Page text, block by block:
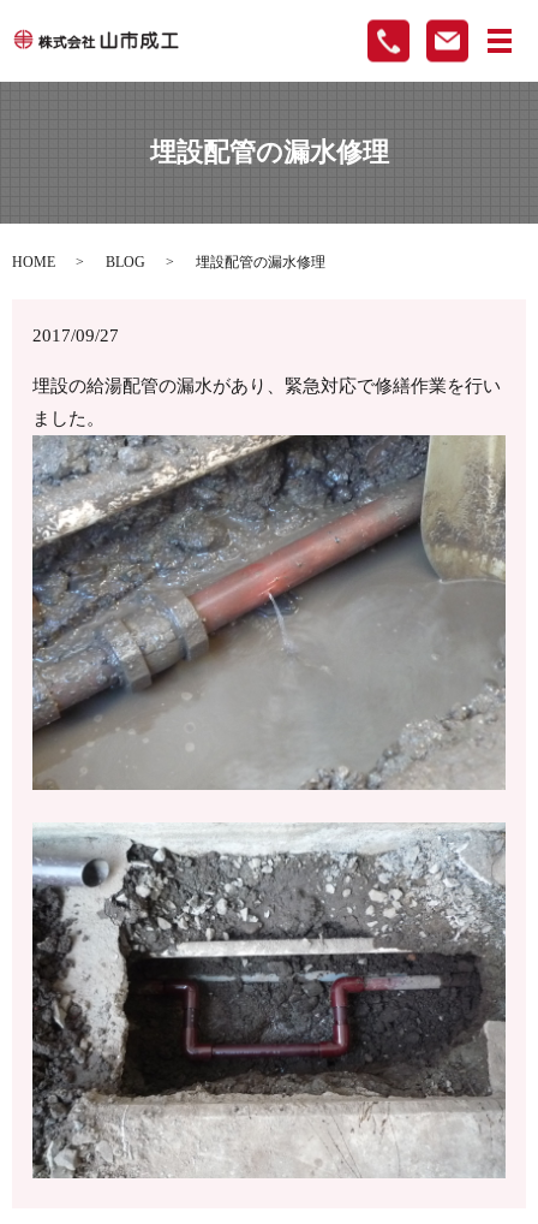
メ
埋設配管の漏水修理
HOME BLOG 埋設配管の漏水修理
2017/09/27
埋設の給湯配管の漏水があり、緊急対応で修繕作業を行い
ました。